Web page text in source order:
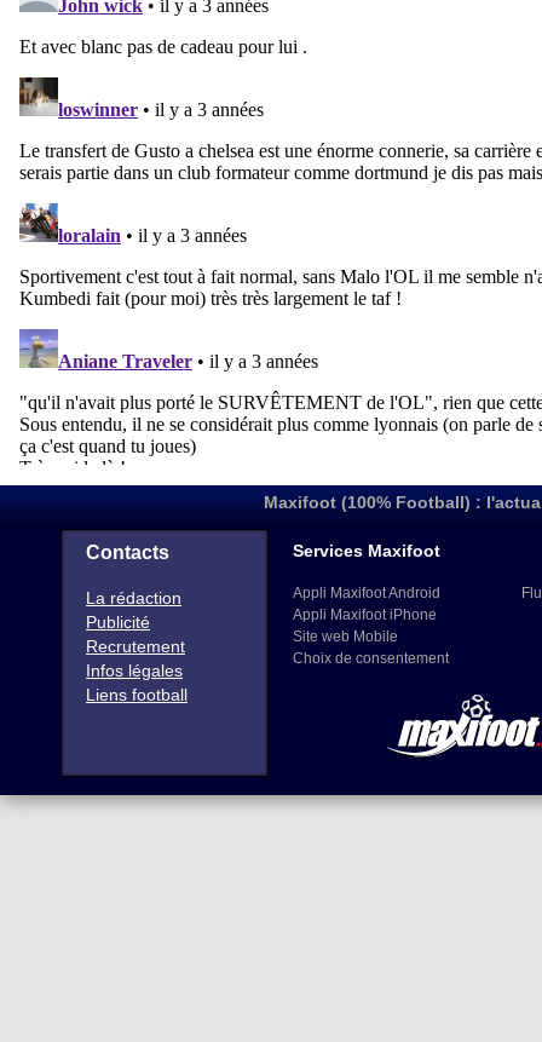
Maxifoot (100% Football) :
Contacts
La rédaction
Publicité
Recrutement
Infos légales
Liens football
Services Maxifoot
Appli Maxifoot Android
Appli Maxifoot iPhone
Site web Mobile
Choix de consentement